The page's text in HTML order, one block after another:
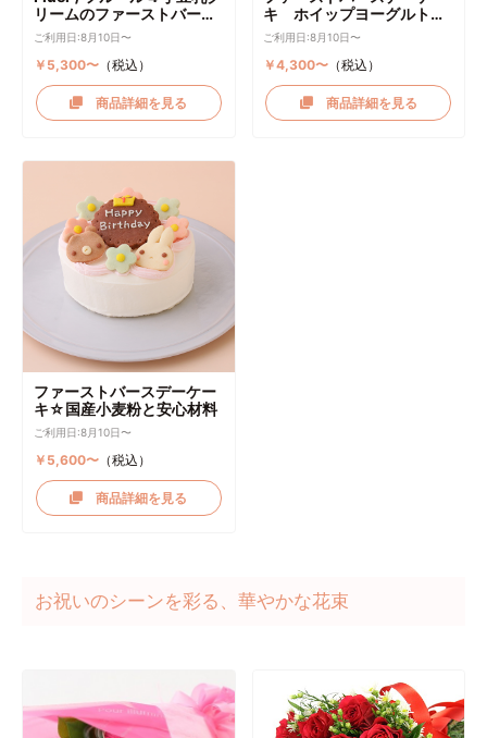
リームのファーストバース
デーケーキ ケーキトッパー
付き
ご利用日:8月10日〜
￥5,300〜（税込）
商品詳細を見る
キ ホイップヨーグルトク
リーム
ご利用日:8月10日〜
￥4,300〜 （税込）
商品詳細を見る
ファーストバースデーケー
キ☆国産小麦粉と安心材料
ご利用日:8月10日〜
￥5,600〜（税込）
商品詳細を見る
お祝いのシーンを彩る、華やかな花束